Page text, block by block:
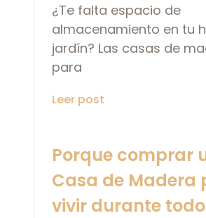
¿Te falta espacio de
almacenamiento en tu
jardín? Las casas de
para
Leer post
Porque comprar
Casa de Madera
vivir durante